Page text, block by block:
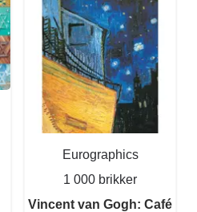
Eurographics
1 000 brikker
Vincent van Gogh: Café